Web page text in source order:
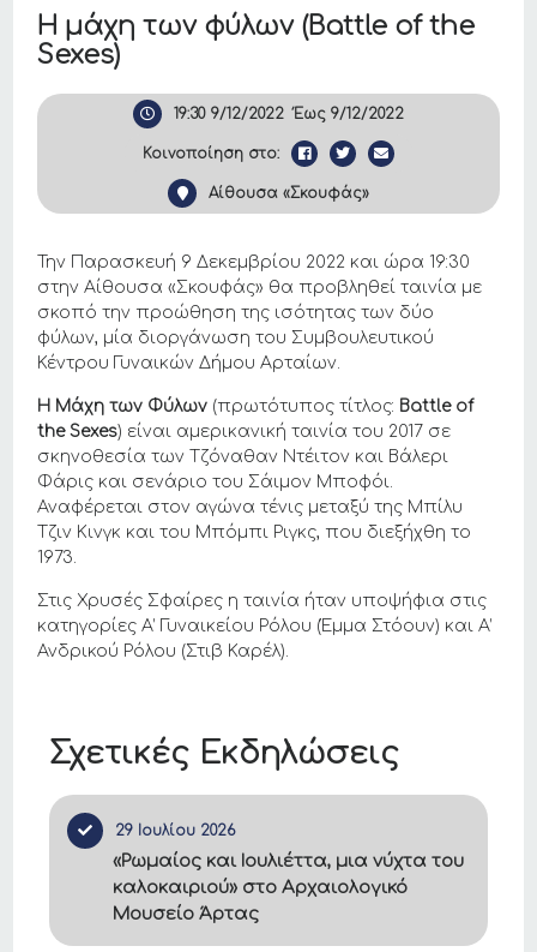
Σχετικές Εκδηλώσεις
29 Ιουλίου 2026
«Ρωμαίος και Ιουλιέττα, μια νύχτα του
καλοκαιριού» στο Αρχαιολογικό
Μουσείο Άρτας
Η μάχη των φύλων (Battle of the
Sexes)
19:30 9/12/2022Έως 9/12/2022
Κοινοποίηση στο:
Αίθουσα «Σκουφάς»
Την Παρασκευή 9 Δεκεμβρίου 2022 και ώρα 19:30
στην Αίθουσα «Σκουφάς» θα προβληθεί ταινία με
σκοπό την προώθηση της ισότητας των δύο
φύλων, μία διοργάνωση του Συμβουλευτικού
Κέντρου Γυναικών Δήμου Αρταίων.
Η Μάχη των Φύλων (πρωτότυπος τίτλος: Battle of
the Sexes) είναι αμερικανική ταινία του 2017 σε
σκηνοθεσία των Τζόναθαν Ντέιτον και Βάλερι
Φάρις και σενάριο του Σάιμον Μποφόι.
Αναφέρεται στον αγώνα τένις μεταξύ της Μπίλυ
Τζιν Κινγκ και του Μπόμπι Ριγκς, που διεξήχθη το
1973.
Στις Χρυσές Σφαίρες η ταινία ήταν υποψήφια στις
κατηγορίες Α’ Γυναικείου Ρόλου (Έμμα Στόουν) και Α’
Ανδρικού Ρόλου (Στιβ Καρέλ).